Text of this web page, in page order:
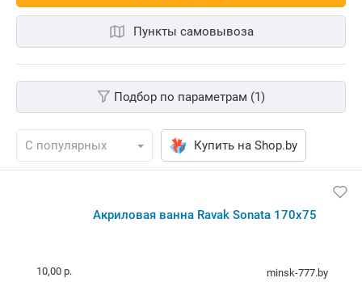
Пункты самовывоза
Подбор по параметрам (1)
Купить на Shop.by
Акриловая ванна Ravak Sonata 170x75
minsk-777.by
10,00 р.